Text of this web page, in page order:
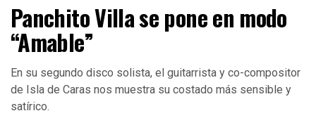
Panchito Villa se pone en modo
“Amable”
En su segundo disco solista, el guitarrista y co-compositor
de Isla de Caras nos muestra su costado más sensible y
satírico.